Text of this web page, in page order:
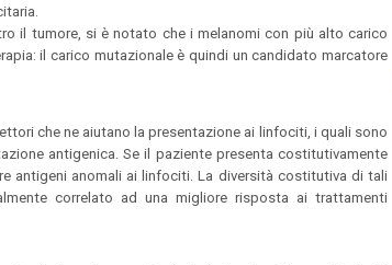
il tumore, si è notato che i melanomi con più alto carico
il carico mutazionale è quindi un candidato marcatore
che ne aiutano la presentazione ai linfociti, i quali sono
antigenica. Se il paziente presenta costitutivamente
antigeni anomali ai linfociti. La diversità costitutiva di tali
correlato ad una migliore risposta ai trattamenti